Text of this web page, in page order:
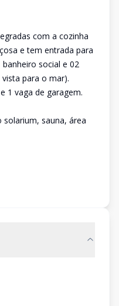
com a cozinha
e tem entrada para
social e 02
para o mar).
1 vaga de garagem.
sauna, área